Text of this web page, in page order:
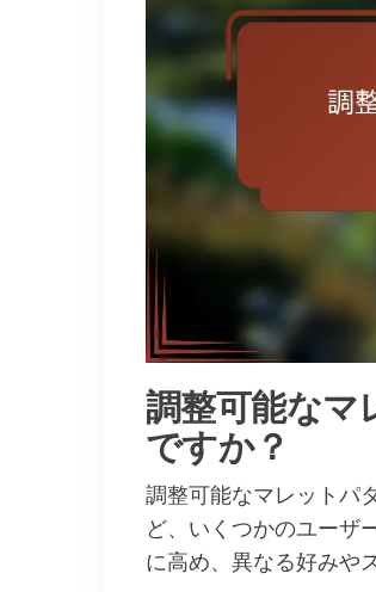
調整可能なマ
ですか？
調整可能なマレットパ
ど、いくつかのユーザ
に高め、異なる好みや